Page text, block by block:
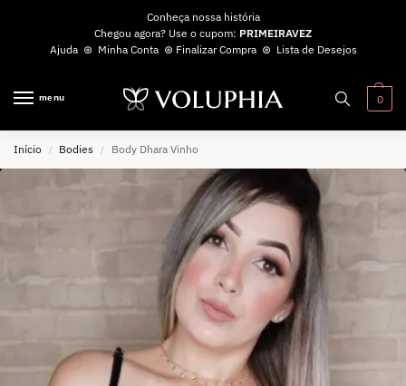
Conheça nossa história
Chegou agora? Use o cupom: PRIMEIRAVEZ
Ajuda⊛ Minha Conta⊛ Finalizar Compra⊛ Lista de Desejos
menu 0
Início / Bodies / Body Dhara Vinho